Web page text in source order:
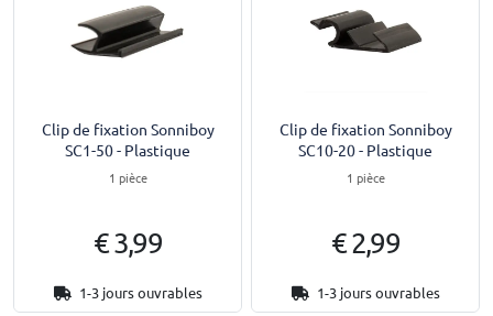
Clip de fixation Sonniboy
SC1-50 - Plastique
1 pièce
€ 3,99
1-3 jours ouvrables
Clip de fixation Sonniboy
SC10-20 - Plastique
1 pièce
€ 2,99
1-3 jours ouvrables